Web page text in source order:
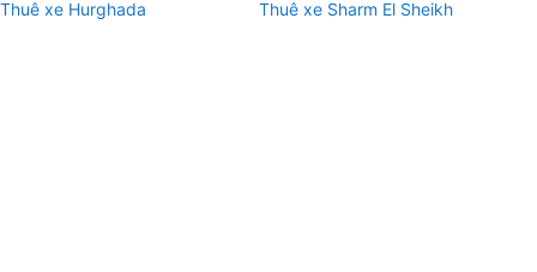
Thuê xe Hurghada Thuê xe Sharm El Sheikh